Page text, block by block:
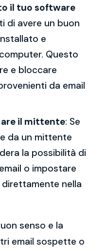
il tuo software
di avere un buon
e
Questo
e bloccare
da email
il mittente: Se
da un mittente
la possibilità di
o impostare
nella
senso e la
email sospette o